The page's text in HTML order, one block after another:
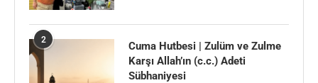
2
Cuma Hutbesi | Zulüm ve Zulme
Karşı Allah’ın (c.c.) Adeti
Sübhaniyesi